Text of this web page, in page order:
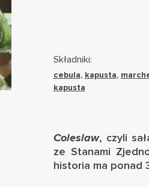
Składniki:
cebula, kapusta,
kapusta
Coleslaw, czyli
ze Stanami
historia ma ponad